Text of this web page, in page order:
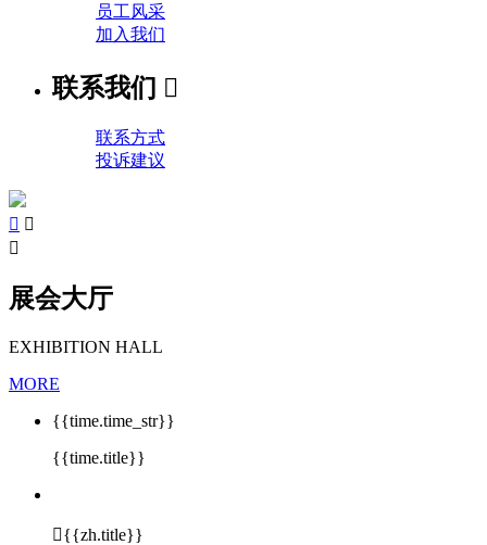
员工风采
加入我们
联系我们 
联系方式
投诉建议
 

展会大厅
EXHIBITION HALL
MORE
{{time.time_str}}
{{time.title}}
{{zh.title}}